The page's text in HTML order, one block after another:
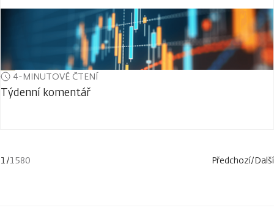
4-MINUTOVÉ ČTENÍ
Týdenní komentář
1/1580 Předchozí/Další